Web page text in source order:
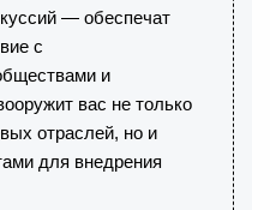
— обеспечат
с
и
вас не только
отраслей, но и
для внедрения